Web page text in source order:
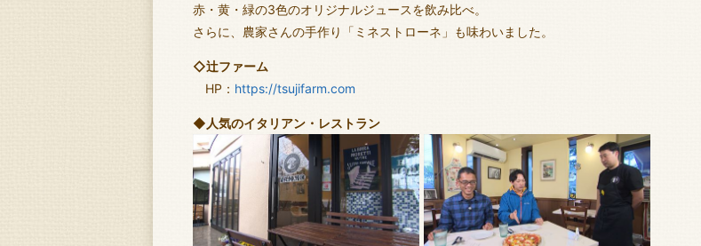
赤・黄・緑の3色のオリジナルジュースを飲み比べ。
さらに、農家さんの手作り「ミネストローネ」も味わいました。
◇辻ファーム
HP： https://tsujifarm.com
◆人気のイタリアン・レストラン